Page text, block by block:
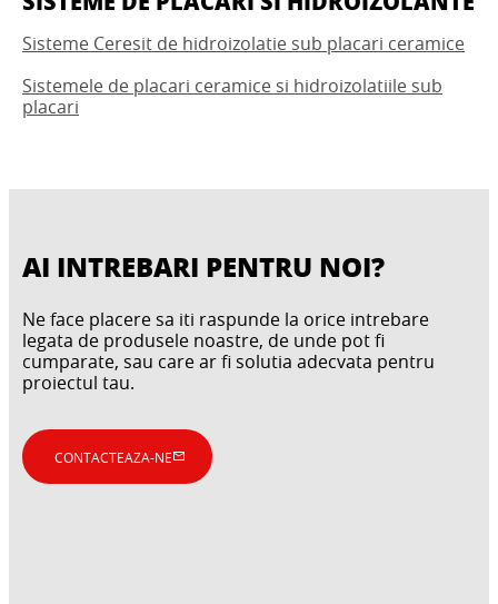
Sisteme Ceresit de hidroizolatie sub placari ceramice
Sistemele de placari ceramice si hidroizolatiile sub
placari
AI INTREBARI PENTRU NOI?
Ne face placere sa iti raspunde la orice intrebare
legata de produsele noastre, de unde pot fi
cumparate, sau care ar fi solutia adecvata pentru
proiectul tau.
CONTACTEAZA-NE